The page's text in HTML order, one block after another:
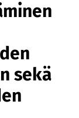
sekä